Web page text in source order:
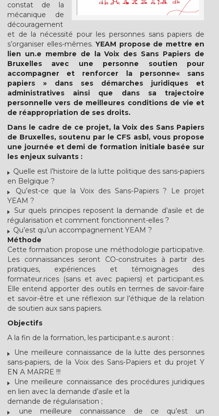
constat de la
mécanique de
découragement
et de la nécessité pour les personnes sans papiers de
s’organiser elles-mêmes. YEAM propose de mettre en
lien un.e membre de la Voix des Sans Papiers de
Bruxelles avec une personne soutien pour
accompagner et renforcer la personne« sans
papiers » dans ses démarches juridiques et
administratives ainsi que dans sa trajectoire
personnelle vers de meilleures conditions de vie et
de réappropriation de ses droits.
Dans le cadre de ce projet, la Voix des Sans Papiers
de Bruxelles, soutenu par le CFS asbl, vous propose
une journée et demi de formation initiale basée sur
les enjeux suivants :
Quelle est l’histoire de la lutte politique des sans-papiers
en Belgique ?
Qu’est-ce que la Voix des Sans-Papiers ? Le projet
YEAM ?
Sur quels principes reposent la demande d’asile et de
régularisation et comment fonctionnent-elles ?
Qu’est qu’un accompagnement YEAM ?
Méthode
Cette formation propose une méthodologie participative.
Les connaissances seront CO-construites à partir des
pratiques, expériences et témoignages des
formateur.rices (sans et avec papiers) et participant.es.
Elle entend apporter des outils en termes de savoir-faire
et savoir-être et une réflexion sur l’éthique de la relation
de soutien aux sans papiers.
Objectifs
A la fin de la formation, les participant.e.s auront :
Une meilleure connaissance de la lutte des personnes
sans-papiers, de la Voix des Sans-Papiers et du projet Y
EN A MARRE !!!
Une meilleure connaissance des procédures juridiques
en lien avec la demande d’asile et la
demande de régularisation ;
une meilleure connaissance de ce qu’est un